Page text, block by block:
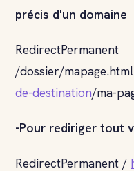
précis d'un domaine
RedirectPermanent
/dossier/mapage.html
de-destination/ma-
-Pour rediriger tout
RedirectPermanent /